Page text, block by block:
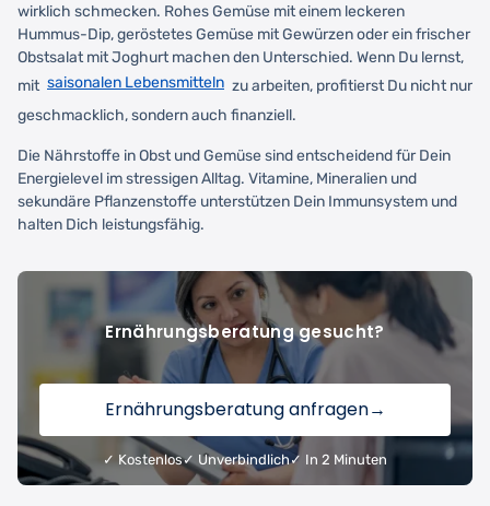
wirklich schmecken. Rohes Gemüse mit einem leckeren
Hummus-Dip, geröstetes Gemüse mit Gewürzen oder ein frischer
Obstsalat mit Joghurt machen den Unterschied. Wenn Du lernst,
mit saisonalen Lebensmitteln zu arbeiten, profitierst Du nicht nur
geschmacklich, sondern auch finanziell.
Die Nährstoffe in Obst und Gemüse sind entscheidend für Dein
Energielevel im stressigen Alltag. Vitamine, Mineralien und
sekundäre Pflanzenstoffe unterstützen Dein Immunsystem und
halten Dich leistungsfähig.
Ernährungsberatung gesucht?
Ernährungsberatung anfragen→
✓ Kostenlos✓ Unverbindlich✓ In 2 Minuten